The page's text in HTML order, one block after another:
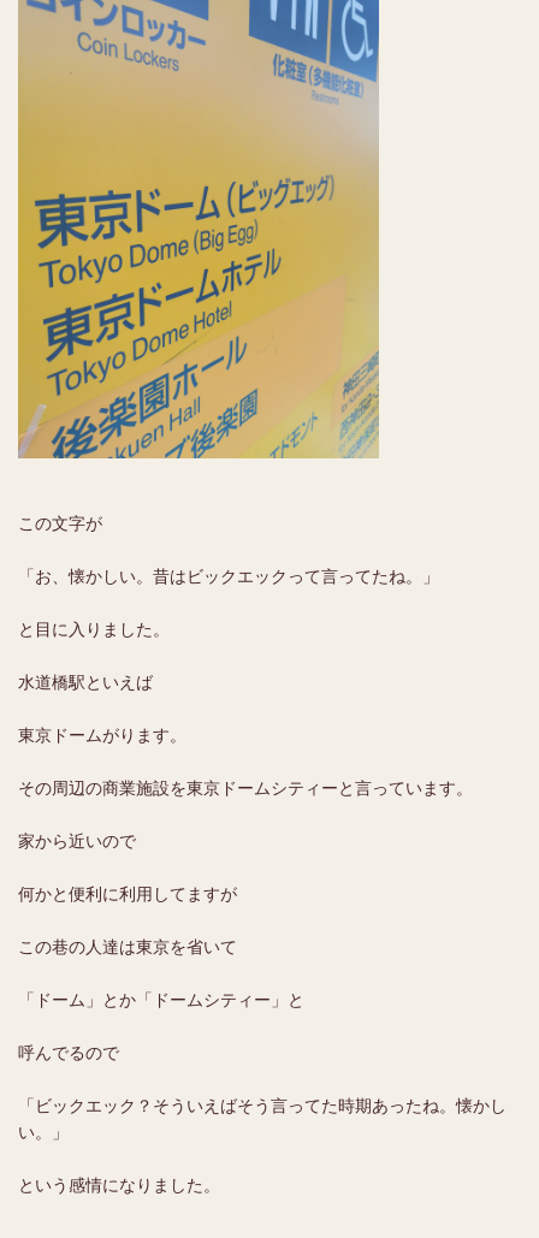
この文字が
「お、懐かしい。昔はビックエックって言ってたね。」
と目に入りました。
水道橋駅といえば
東京ドームがります。
その周辺の商業施設を東京ドームシティーと言っています。
家から近いので
何かと便利に利用してますが
この巷の人達は東京を省いて
「ドーム」とか「ドームシティー」と
呼んでるので
「ビックエック？そういえばそう言ってた時期あったね。懐かし
い。」
という感情になりました。